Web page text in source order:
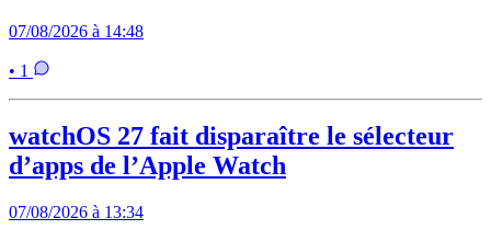
07/08/2026 à 14:48
• 1
watchOS 27 fait disparaître le sélecteur
d’apps de l’Apple Watch
07/08/2026 à 13:34